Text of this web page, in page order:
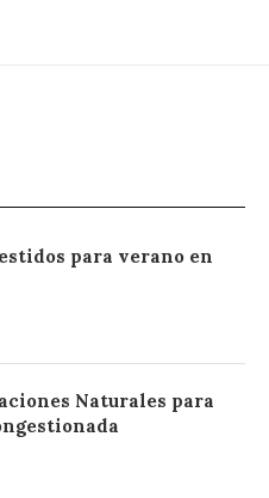
para verano en
Naturales para